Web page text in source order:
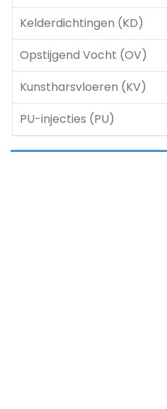
Kelderdichtingen (KD)
Opstijgend Vocht (OV)
Kunstharsvloeren (KV)
PU-injecties (PU)